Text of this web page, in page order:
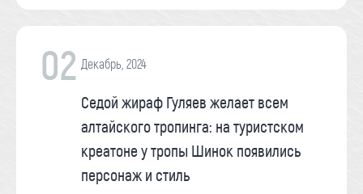
02 Декабрь, 2024
Седой жираф Гуляев желает всем
алтайского тропинга: на туристском
креатоне у тропы Шинок появились
персонаж и стиль